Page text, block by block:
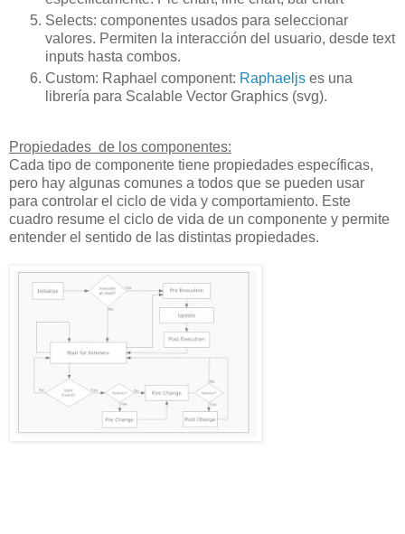
Selects: componentes usados para seleccionar
valores. Permiten la interacción del usuario, desde text
inputs hasta combos.
Custom: Raphael component: Raphaeljs es una
librería para Scalable Vector Graphics (svg).
Propiedades de los componentes:
Cada tipo de componente tiene propiedades específicas,
pero hay algunas comunes a todos que se pueden usar
para controlar el ciclo de vida y comportamiento. Este
cuadro resume el ciclo de vida de un componente y permite
entender el sentido de las distintas propiedades.